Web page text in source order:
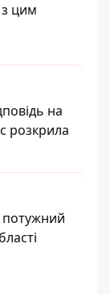
з цим
на
розкрила
потужний